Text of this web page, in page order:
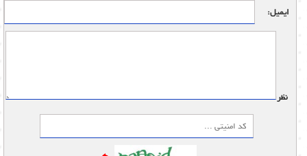
ایمیل:
نظر: